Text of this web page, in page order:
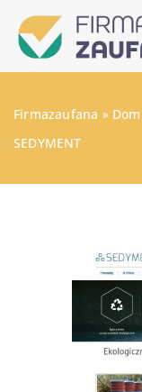
Firmazaufana »
SEDYMENT